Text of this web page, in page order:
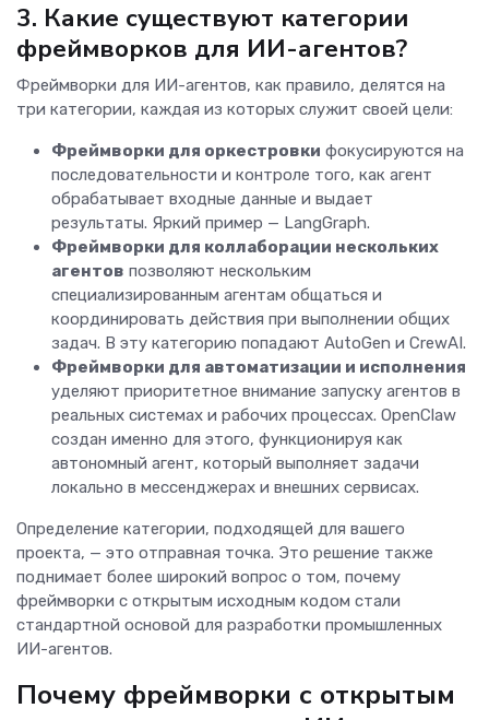
3. Какие существуют категории
фреймворков для ИИ-агентов?
Фреймворки для ИИ-агентов, как правило, делятся на
три категории, каждая из которых служит своей цели:
Фреймворки для оркестровки фокусируются на
последовательности и контроле того, как агент
обрабатывает входные данные и выдает
результаты. Яркий пример — LangGraph.
Фреймворки для коллаборации нескольких
агентов позволяют нескольким
специализированным агентам общаться и
координировать действия при выполнении общих
задач. В эту категорию попадают AutoGen и CrewAI.
Фреймворки для автоматизации и исполнения
уделяют приоритетное внимание запуску агентов в
реальных системах и рабочих процессах. OpenClaw
создан именно для этого, функционируя как
автономный агент, который выполняет задачи
локально в мессенджерах и внешних сервисах.
Определение категории, подходящей для вашего
проекта, — это отправная точка. Это решение также
поднимает более широкий вопрос о том, почему
фреймворки с открытым исходным кодом стали
стандартной основой для разработки промышленных
ИИ-агентов.
Почему фреймворки с открытым